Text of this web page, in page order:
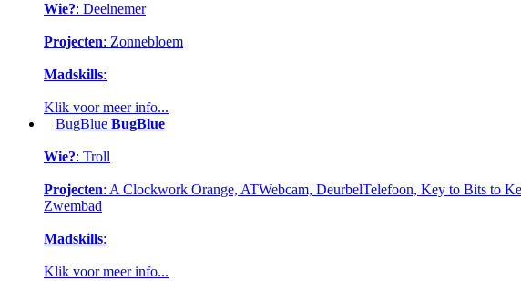
Wie?: Deelnemer
Projecten: Zonnebloem
Madskills:
Klik voor meer info...
BugBlue BugBlue
Wie?: Troll
Projecten: A Clockwork Orange, ATWebcam, DeurbelTelefoon, Key to Bits to
Zwembad
Madskills:
Klik voor meer info...